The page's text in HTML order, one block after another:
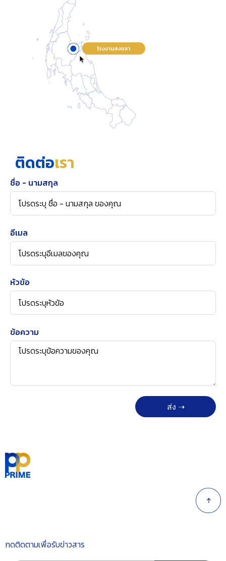
ติดต่อเรา
ชื่อ - นามสกุล
อีเมล
หัวข้อ
ข้อความ
ส่ง ➝
กดติดตามเพื่อรับข่าวสาร